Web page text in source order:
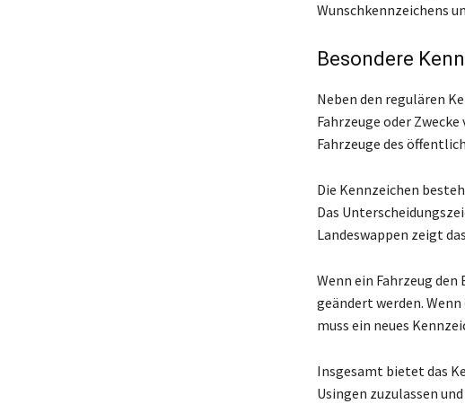
Wunschkennzeichens
Besondere
Neben den regulären
Fahrzeuge oder
Fahrzeuge des
Die Kennzeichen
Das
Landeswappen zeigt
Wenn ein Fahrzeug
geändert werden.
muss ein neues
Insgesamt bietet das
Usingen zuzulassen